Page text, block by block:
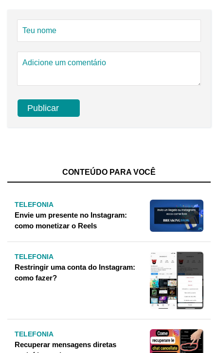
CONTEÚDO PARA VOCÊ
TELEFONIA
Envie um presente no Instagram:
como monetizar o Reels
TELEFONIA
Restringir uma conta do Instagram:
como fazer?
TELEFONIA
Recuperar mensagens diretas